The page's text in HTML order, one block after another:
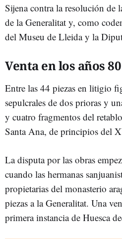
Sijena contra la resolución de
de la Generalitat y, como
del Museu de Lleida y la
Venta en los años 80
Entre las 44 piezas en litigio
sepulcrales de dos prioras y
y cuatro fragmentos del
Santa Ana, de principios del
La disputa por las obras
cuando las hermanas
propietarias del monasterio
piezas a la Generalitat. Una
primera instancia de Huesca